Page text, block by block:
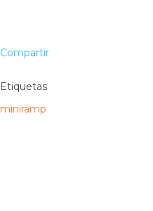
Compartir
Etiquetas
miniramp